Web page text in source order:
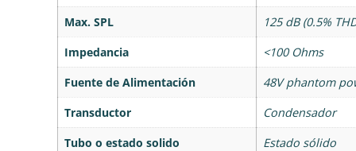
Max. SPL
125 dB (0.5%
Impedancia
<100 Ohms
Fuente de Alimentación
48V phantom
Transductor
Condensador
Tubo o estado solido
Estado sólido